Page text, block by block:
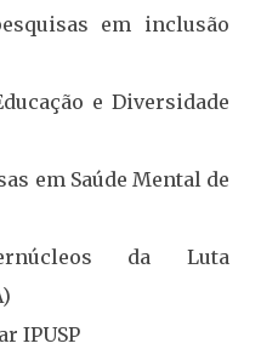
em inclusão
e Diversidade
em Saúde Mental de
da Luta
IPUSP